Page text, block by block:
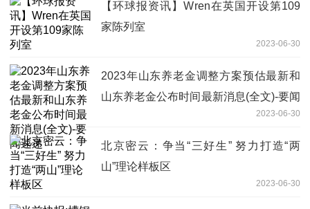
【环球报资讯】Wren在英国开设第109
家陈列室
2023-06-30
2023年山东养老金调整方案预估最新和
山东养老金公布时间最新消息(全文)-要闻
2023-06-30
北京密云：争当“三好生” 努力打造“两
山”理论样板区
2023-06-30